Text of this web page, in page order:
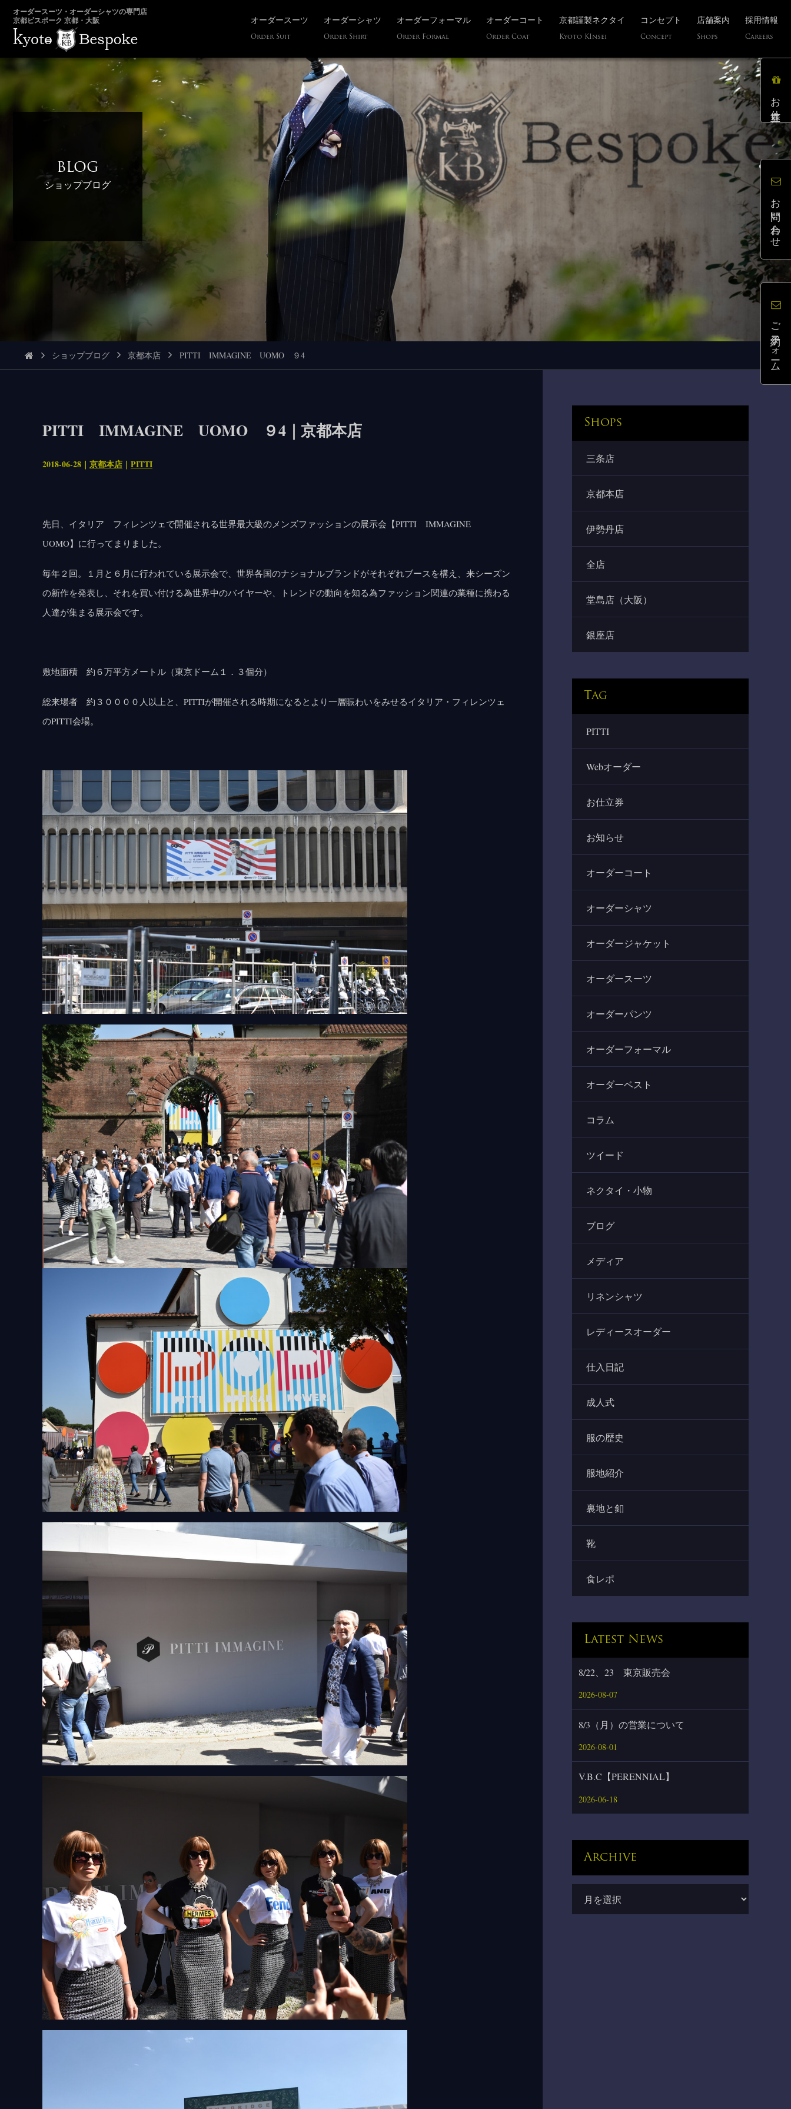
オーダースーツ・オーダーシャツの専門店
京都ビスポーク 京都・大阪
オーダースーツ
Order Suit
オーダーシャツ
Order Shirt
オーダーフォーマル
Order Formal
オーダーコート
Order Coat
京都謹製ネクタイ
Kyoto KInsei
コンセプト
Concept
店舗案内
Shops
採用情報
Careers
BLOG
ショップブログ
ショップブログ 京都本店 PITTI IMMAGINE UOMO ９4
PITTI IMMAGINE UOMO ９4｜京都本店
2018-06-28｜ 京都本店 ｜ PITTI
先日、イタリア フィレンツェで開催される世界最大級のメンズファッションの展示会【PITTI IMMAGINE
UOMO】に行ってまりました。
毎年２回。１月と６月に行われている展示会で、世界各国のナショナルブランドがそれぞれブースを構え、来シーズン
の新作を発表し、それを買い付ける為世界中のバイヤーや、トレンドの動向を知る為ファッション関連の業種に携わる
人達が集まる展示会です。
敷地面積 約６万平方メートル（東京ドーム１．３個分）
総来場者 約３００００人以上と、PITTIが開催される時期になるとより一層賑わいをみせるイタリア・フィレンツェ
のPITTI会場。
Shops
三条店
京都本店
伊勢丹店
全店
堂島店（大阪）
銀座店
Tag
PITTI
Webオーダー
お仕立券
お知らせ
オーダーコート
オーダーシャツ
オーダージャケット
オーダースーツ
オーダーパンツ
オーダーフォーマル
オーダーベスト
コラム
ツイード
ネクタイ・小物
ブログ
メディア
リネンシャツ
レディースオーダー
仕入日記
成人式
服の歴史
服地紹介
裏地と釦
靴
食レポ
Latest News
8/22、23 東京販売会
2026-08-07
8/3（月）の営業について
2026-08-01
V.B.C【PERENNIAL】
2026-06-18
Archive
お仕立券
お問い合わせ
ご予約フォーム